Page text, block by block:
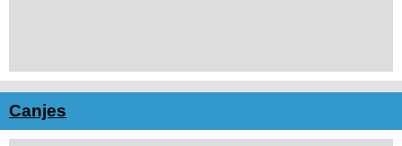
Canjes